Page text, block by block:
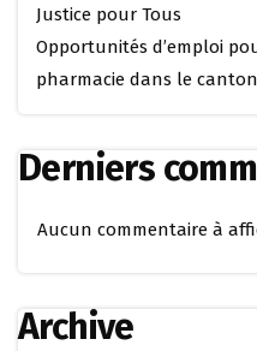
Justice pour Tous
Opportunités d’emploi
pharmacie dans le
Derniers
Aucun commentaire à
Archive